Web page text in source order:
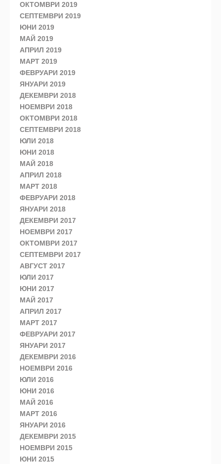
ОКТОМВРИ 2019
СЕПТЕМВРИ 2019
ЮНИ 2019
МАЙ 2019
АПРИЛ 2019
МАРТ 2019
ФЕВРУАРИ 2019
ЯНУАРИ 2019
ДЕКЕМВРИ 2018
НОЕМВРИ 2018
ОКТОМВРИ 2018
СЕПТЕМВРИ 2018
ЮЛИ 2018
ЮНИ 2018
МАЙ 2018
АПРИЛ 2018
МАРТ 2018
ФЕВРУАРИ 2018
ЯНУАРИ 2018
ДЕКЕМВРИ 2017
НОЕМВРИ 2017
ОКТОМВРИ 2017
СЕПТЕМВРИ 2017
АВГУСТ 2017
ЮЛИ 2017
ЮНИ 2017
МАЙ 2017
АПРИЛ 2017
МАРТ 2017
ФЕВРУАРИ 2017
ЯНУАРИ 2017
ДЕКЕМВРИ 2016
НОЕМВРИ 2016
ЮЛИ 2016
ЮНИ 2016
МАЙ 2016
МАРТ 2016
ЯНУАРИ 2016
ДЕКЕМВРИ 2015
НОЕМВРИ 2015
ЮНИ 2015